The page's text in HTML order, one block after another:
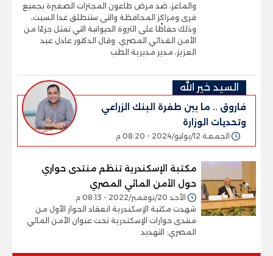
والماعز، ضد مرض طاعون المجترات الصغيرة بجميع
قرى ومراكز المحافظة والتى ستنطلق غدا السبت،
وذلك حفاظًا على الثروة الحيوانية التي تمثل جزءًا من
الأمن الغذائي المصري. وقال الدكتور عادل عبد
العزيز، مدير مديرية الطب
السيد خير الله
فاروق .. ما بين طفرة البنك الزراعي
وتحديات الوزارة
الجمعة 12/يوليو/2024 - 08:20 م
مكتبة الإسكندرية تنظم منتدى حواري
حول الأمن المائي المصري
الأحد 20/نوفمبر/2022 - 08:13 م
شهدت مكتبة الإسكندرية انعقاد الحوار الأول من
منتدى حوارات الإسكندرية تحت عنوان الأمن المائي
المصري: التهديد